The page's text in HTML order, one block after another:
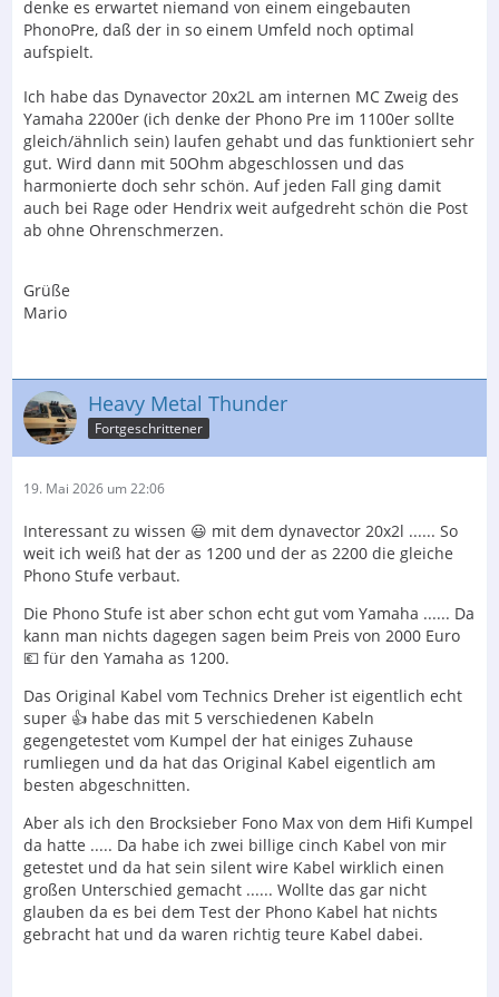
denke es erwartet niemand von einem eingebauten
PhonoPre, daß der in so einem Umfeld noch optimal
aufspielt.
Ich habe das Dynavector 20x2L am internen MC Zweig des
Yamaha 2200er (ich denke der Phono Pre im 1100er sollte
gleich/ähnlich sein) laufen gehabt und das funktioniert sehr
gut. Wird dann mit 50Ohm abgeschlossen und das
harmonierte doch sehr schön. Auf jeden Fall ging damit
auch bei Rage oder Hendrix weit aufgedreht schön die Post
ab ohne Ohrenschmerzen.
Grüße
Mario
Heavy Metal Thunder
Fortgeschrittener
19. Mai 2026 um 22:06
Interessant zu wissen 😃 mit dem dynavector 20x2l ...... So
weit ich weiß hat der as 1200 und der as 2200 die gleiche
Phono Stufe verbaut.
Die Phono Stufe ist aber schon echt gut vom Yamaha ...... Da
kann man nichts dagegen sagen beim Preis von 2000 Euro
💶 für den Yamaha as 1200.
Das Original Kabel vom Technics Dreher ist eigentlich echt
super 👍 habe das mit 5 verschiedenen Kabeln
gegengetestet vom Kumpel der hat einiges Zuhause
rumliegen und da hat das Original Kabel eigentlich am
besten abgeschnitten.
Aber als ich den Brocksieber Fono Max von dem Hifi Kumpel
da hatte ..... Da habe ich zwei billige cinch Kabel von mir
getestet und da hat sein silent wire Kabel wirklich einen
großen Unterschied gemacht ...... Wollte das gar nicht
glauben da es bei dem Test der Phono Kabel hat nichts
gebracht hat und da waren richtig teure Kabel dabei.